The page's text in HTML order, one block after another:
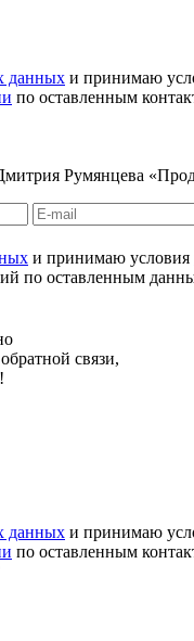
данных и принимаю
по оставленным
Румянцева
и принимаю условия
по оставленным
связи,
данных и принимаю
по оставленным